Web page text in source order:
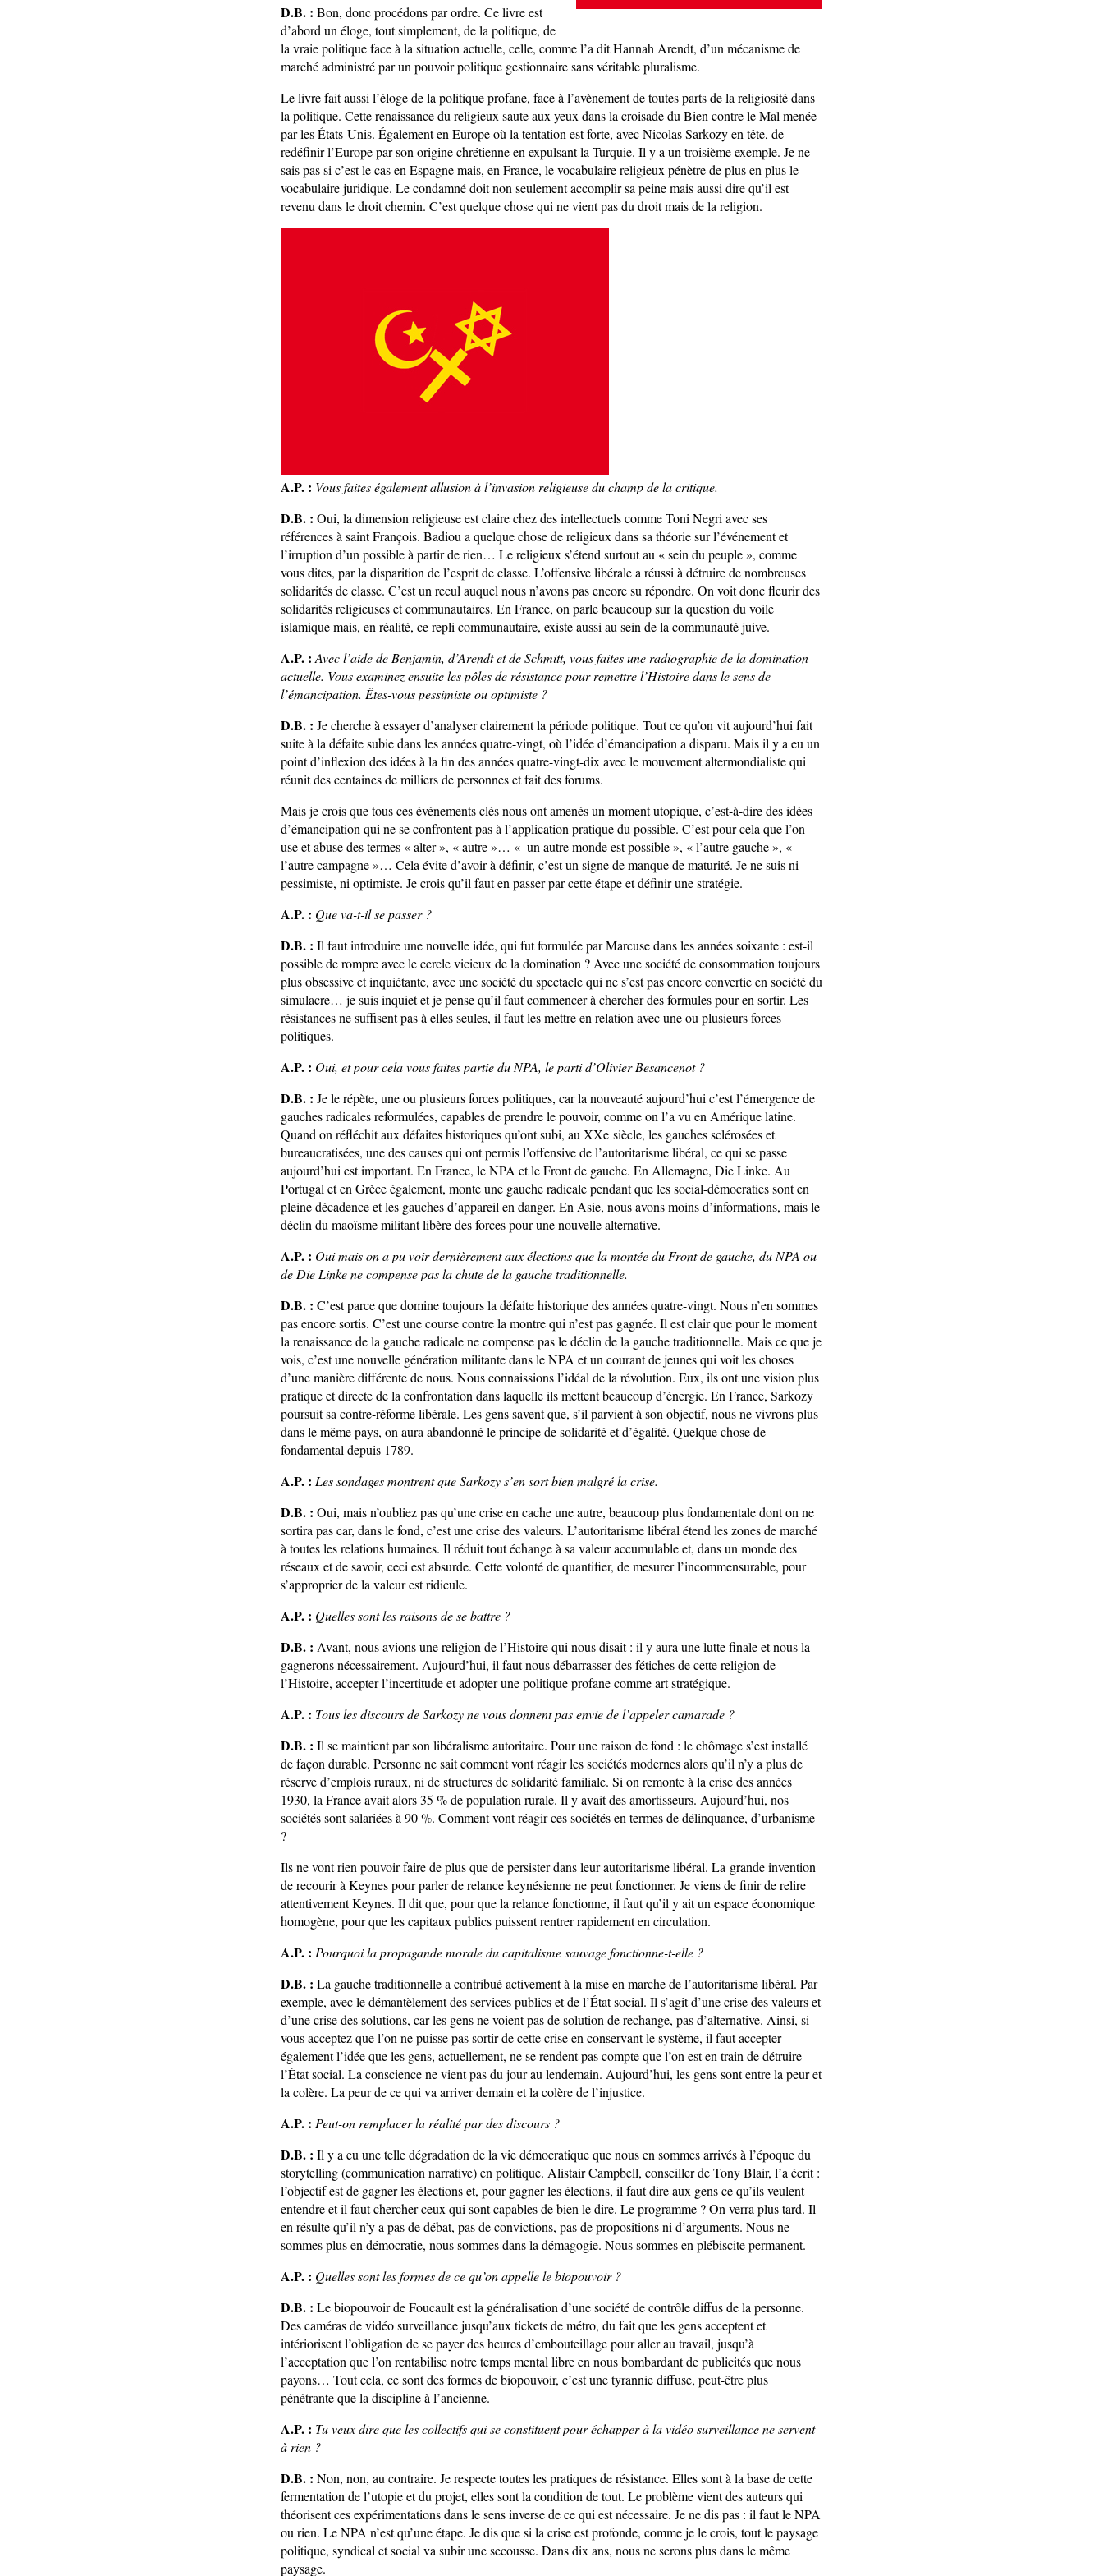
D.B. : Bon, donc procédons par ordre. Ce livre est
d’abord un éloge, tout simplement, de la politique, de
la vraie politique face à la situation actuelle, celle, comme l’a dit Hannah Arendt, d’un mécanisme de
marché administré par un pouvoir politique gestionnaire sans véritable pluralisme.
Le livre fait aussi l’éloge de la politique profane, face à l’avènement de toutes parts de la religiosité dans
la politique. Cette renaissance du religieux saute aux yeux dans la croisade du Bien contre le Mal menée
par les États-Unis. Également en Europe où la tentation est forte, avec Nicolas Sarkozy en tête, de
redéfinir l’Europe par son origine chrétienne en expulsant la Turquie. Il y a un troisième exemple. Je ne
sais pas si c’est le cas en Espagne mais, en France, le vocabulaire religieux pénètre de plus en plus le
vocabulaire juridique. Le condamné doit non seulement accomplir sa peine mais aussi dire qu’il est
revenu dans le droit chemin. C’est quelque chose qui ne vient pas du droit mais de la religion.
A.P. : Vous faites également allusion à l’invasion religieuse du champ de la critique.
D.B. : Oui, la dimension religieuse est claire chez des intellectuels comme Toni Negri avec ses
références à saint François. Badiou a quelque chose de religieux dans sa théorie sur l’événement et
l’irruption d’un possible à partir de rien… Le religieux s’étend surtout au « sein du peuple », comme
vous dites, par la disparition de l’esprit de classe. L’offensive libérale a réussi à détruire de nombreuses
solidarités de classe. C’est un recul auquel nous n’avons pas encore su répondre. On voit donc fleurir des
solidarités religieuses et communautaires. En France, on parle beaucoup sur la question du voile
islamique mais, en réalité, ce repli communautaire, existe aussi au sein de la communauté juive.
A.P. : Avec l’aide de Benjamin, d’Arendt et de Schmitt, vous faites une radiographie de la domination
actuelle. Vous examinez ensuite les pôles de résistance pour remettre l’Histoire dans le sens de
l’émancipation. Êtes-vous pessimiste ou optimiste ?
D.B. : Je cherche à essayer d’analyser clairement la période politique. Tout ce qu’on vit aujourd’hui fait
suite à la défaite subie dans les années quatre-vingt, où l’idée d’émancipation a disparu. Mais il y a eu un
point d’inflexion des idées à la fin des années quatre-vingt-dix avec le mouvement altermondialiste qui
réunit des centaines de milliers de personnes et fait des forums.
Mais je crois que tous ces événements clés nous ont amenés un moment utopique, c’est-à-dire des idées
d’émancipation qui ne se confrontent pas à l’application pratique du possible. C’est pour cela que l’on
use et abuse des termes « alter », « autre »… « un autre monde est possible », « l’autre gauche », «
l’autre campagne »… Cela évite d’avoir à définir, c’est un signe de manque de maturité. Je ne suis ni
pessimiste, ni optimiste. Je crois qu’il faut en passer par cette étape et définir une stratégie.
A.P. : Que va-t-il se passer ?
D.B. : Il faut introduire une nouvelle idée, qui fut formulée par Marcuse dans les années soixante : est-il
possible de rompre avec le cercle vicieux de la domination ? Avec une société de consommation toujours
plus obsessive et inquiétante, avec une société du spectacle qui ne s’est pas encore convertie en société du
simulacre… je suis inquiet et je pense qu’il faut commencer à chercher des formules pour en sortir. Les
résistances ne suffisent pas à elles seules, il faut les mettre en relation avec une ou plusieurs forces
politiques.
A.P. : Oui, et pour cela vous faites partie du NPA, le parti d’Olivier Besancenot ?
D.B. : Je le répète, une ou plusieurs forces politiques, car la nouveauté aujourd’hui c’est l’émergence de
gauches radicales reformulées, capables de prendre le pouvoir, comme on l’a vu en Amérique latine.
Quand on réfléchit aux défaites historiques qu’ont subi, au XXe siècle, les gauches sclérosées et
bureaucratisées, une des causes qui ont permis l’offensive de l’autoritarisme libéral, ce qui se passe
aujourd’hui est important. En France, le NPA et le Front de gauche. En Allemagne, Die Linke. Au
Portugal et en Grèce également, monte une gauche radicale pendant que les social-démocraties sont en
pleine décadence et les gauches d’appareil en danger. En Asie, nous avons moins d’informations, mais le
déclin du maoïsme militant libère des forces pour une nouvelle alternative.
A.P. : Oui mais on a pu voir dernièrement aux élections que la montée du Front de gauche, du NPA ou
de Die Linke ne compense pas la chute de la gauche traditionnelle.
D.B. : C’est parce que domine toujours la défaite historique des années quatre-vingt. Nous n’en sommes
pas encore sortis. C’est une course contre la montre qui n’est pas gagnée. Il est clair que pour le moment
la renaissance de la gauche radicale ne compense pas le déclin de la gauche traditionnelle. Mais ce que je
vois, c’est une nouvelle génération militante dans le NPA et un courant de jeunes qui voit les choses
d’une manière différente de nous. Nous connaissions l’idéal de la révolution. Eux, ils ont une vision plus
pratique et directe de la confrontation dans laquelle ils mettent beaucoup d’énergie. En France, Sarkozy
poursuit sa contre-réforme libérale. Les gens savent que, s’il parvient à son objectif, nous ne vivrons plus
dans le même pays, on aura abandonné le principe de solidarité et d’égalité. Quelque chose de
fondamental depuis 1789.
A.P. : Les sondages montrent que Sarkozy s’en sort bien malgré la crise.
D.B. : Oui, mais n’oubliez pas qu’une crise en cache une autre, beaucoup plus fondamentale dont on ne
sortira pas car, dans le fond, c’est une crise des valeurs. L’autoritarisme libéral étend les zones de marché
à toutes les relations humaines. Il réduit tout échange à sa valeur accumulable et, dans un monde des
réseaux et de savoir, ceci est absurde. Cette volonté de quantifier, de mesurer l’incommensurable, pour
s’approprier de la valeur est ridicule.
A.P. : Quelles sont les raisons de se battre ?
D.B. : Avant, nous avions une religion de l’Histoire qui nous disait : il y aura une lutte finale et nous la
gagnerons nécessairement. Aujourd’hui, il faut nous débarrasser des fétiches de cette religion de
l’Histoire, accepter l’incertitude et adopter une politique profane comme art stratégique.
A.P. : Tous les discours de Sarkozy ne vous donnent pas envie de l’appeler camarade ?
D.B. : Il se maintient par son libéralisme autoritaire. Pour une raison de fond : le chômage s’est installé
de façon durable. Personne ne sait comment vont réagir les sociétés modernes alors qu’il n’y a plus de
réserve d’emplois ruraux, ni de structures de solidarité familiale. Si on remonte à la crise des années
1930, la France avait alors 35 % de population rurale. Il y avait des amortisseurs. Aujourd’hui, nos
sociétés sont salariées à 90 %. Comment vont réagir ces sociétés en termes de délinquance, d’urbanisme
?
Ils ne vont rien pouvoir faire de plus que de persister dans leur autoritarisme libéral. La grande invention
de recourir à Keynes pour parler de relance keynésienne ne peut fonctionner. Je viens de finir de relire
attentivement Keynes. Il dit que, pour que la relance fonctionne, il faut qu’il y ait un espace économique
homogène, pour que les capitaux publics puissent rentrer rapidement en circulation.
A.P. : Pourquoi la propagande morale du capitalisme sauvage fonctionne-t-elle ?
D.B. : La gauche traditionnelle a contribué activement à la mise en marche de l’autoritarisme libéral. Par
exemple, avec le démantèlement des services publics et de l’État social. Il s’agit d’une crise des valeurs et
d’une crise des solutions, car les gens ne voient pas de solution de rechange, pas d’alternative. Ainsi, si
vous acceptez que l’on ne puisse pas sortir de cette crise en conservant le système, il faut accepter
également l’idée que les gens, actuellement, ne se rendent pas compte que l’on est en train de détruire
l’État social. La conscience ne vient pas du jour au lendemain. Aujourd’hui, les gens sont entre la peur et
la colère. La peur de ce qui va arriver demain et la colère de l’injustice.
A.P. : Peut-on remplacer la réalité par des discours ?
D.B. : Il y a eu une telle dégradation de la vie démocratique que nous en sommes arrivés à l’époque du
storytelling (communication narrative) en politique. Alistair Campbell, conseiller de Tony Blair, l’a écrit :
l’objectif est de gagner les élections et, pour gagner les élections, il faut dire aux gens ce qu’ils veulent
entendre et il faut chercher ceux qui sont capables de bien le dire. Le programme ? On verra plus tard. Il
en résulte qu’il n’y a pas de débat, pas de convictions, pas de propositions ni d’arguments. Nous ne
sommes plus en démocratie, nous sommes dans la démagogie. Nous sommes en plébiscite permanent.
A.P. : Quelles sont les formes de ce qu’on appelle le biopouvoir ?
D.B. : Le biopouvoir de Foucault est la généralisation d’une société de contrôle diffus de la personne.
Des caméras de vidéo surveillance jusqu’aux tickets de métro, du fait que les gens acceptent et
intériorisent l’obligation de se payer des heures d’embouteillage pour aller au travail, jusqu’à
l’acceptation que l’on rentabilise notre temps mental libre en nous bombardant de publicités que nous
payons… Tout cela, ce sont des formes de biopouvoir, c’est une tyrannie diffuse, peut-être plus
pénétrante que la discipline à l’ancienne.
A.P. : Tu veux dire que les collectifs qui se constituent pour échapper à la vidéo surveillance ne servent
à rien ?
D.B. : Non, non, au contraire. Je respecte toutes les pratiques de résistance. Elles sont à la base de cette
fermentation de l’utopie et du projet, elles sont la condition de tout. Le problème vient des auteurs qui
théorisent ces expérimentations dans le sens inverse de ce qui est nécessaire. Je ne dis pas : il faut le NPA
ou rien. Le NPA n’est qu’une étape. Je dis que si la crise est profonde, comme je le crois, tout le paysage
politique, syndical et social va subir une secousse. Dans dix ans, nous ne serons plus dans le même
paysage.